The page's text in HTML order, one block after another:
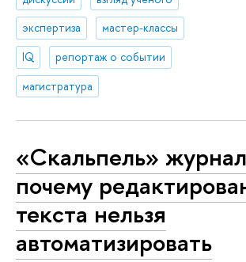
экспертиза
мастер-классы
IQ
репортаж о событии
магистратура
«Скальпель»
почему
текста нельзя
автоматизировать